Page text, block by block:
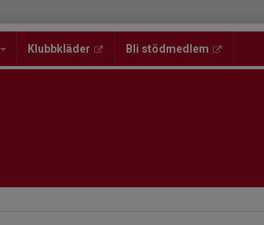
Klubbkläder Bli stödmedlem